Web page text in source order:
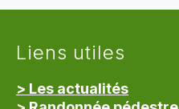
Liens utiles
> Les actualités